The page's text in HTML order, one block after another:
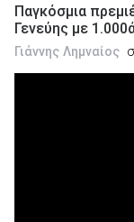
Παγκόσμια
Γενεύης με
Γιάννης Λημναίος